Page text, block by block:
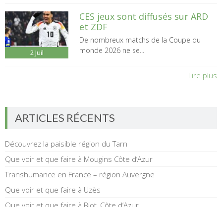
2 Juil
CES jeux sont diffusés sur ARD
et ZDF
De nombreux matchs de la Coupe du
monde 2026 ne se...
Lire plus
ARTICLES RÉCENTS
Découvrez la paisible région du Tarn
Que voir et que faire à Mougins Côte d’Azur
Transhumance en France – région Auvergne
Que voir et que faire à Uzès
Que voir et que faire à Biot, Côte d’Azur